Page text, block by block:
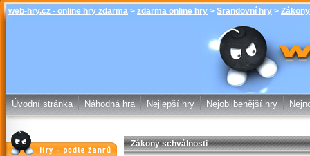
web-hry.cz - online hry zdarma > zdarma online hry > Srandovní hry >
Zákony
zdarma
Úvodní stránka Náhodná hra Nejlepší hry Nejoblibenější hry
Hry podle žánrů Zákony schválnosti